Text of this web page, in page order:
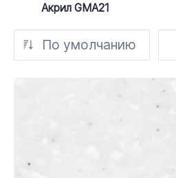
Акрил GMA21
По умолчанию